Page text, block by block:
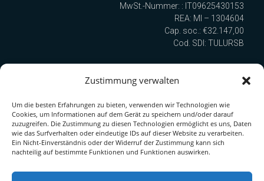
Zustimmung verwalten
Um die besten Erfahrungen zu bieten, verwenden wir Technologien wie
Cookies, um Informationen auf dem Gerät zu speichern und/oder darauf
zuzugreifen. Die Zustimmung zu diesen Technologien ermöglicht es uns, Daten
wie das Surfverhalten oder eindeutige IDs auf dieser Website zu verarbeiten.
Ein Nicht-Einverständnis oder der Widerruf der Zustimmung kann sich
nachteilig auf bestimmte Funktionen und Funktionen auswirken.
MwSt.-Nummer: : IT09625430153
REA: MI – 1304604
Cap. soc.: €32.147,00
Cod. SDI: TULURSB
Wir sind nach UNI EN ISO 9001:2015 zertifiziert!
Quick Link zur Serie
PDF-Katalog herunterladen